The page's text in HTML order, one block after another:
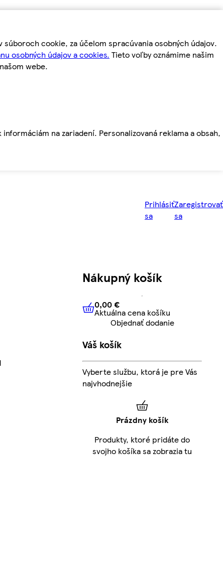
cookie, za účelom spracúvania osobných údajov.
osobných údajov a cookies. Tieto voľby oznámime našim
webe.
na zariadení. Personalizovaná reklama a obsah,
Prihlásiť
sa
Zaregistrovať
sa
Nákupný košík
0,00 € Aktuálna cena košíku
0,00 €
Aktuálna cena košíku
Objednať dodanie
Váš košík
Vyberte službu, ktorá je pre Vás
najvhodnejšie
Prázdny košík
Produkty, ktoré pridáte do
svojho košíka sa zobrazia tu